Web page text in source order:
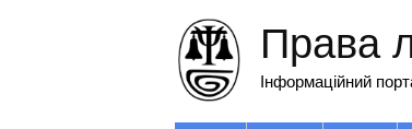
Права
Інформаційний